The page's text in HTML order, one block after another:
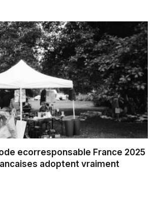
ecorresponsable France 2025
adoptent vraiment